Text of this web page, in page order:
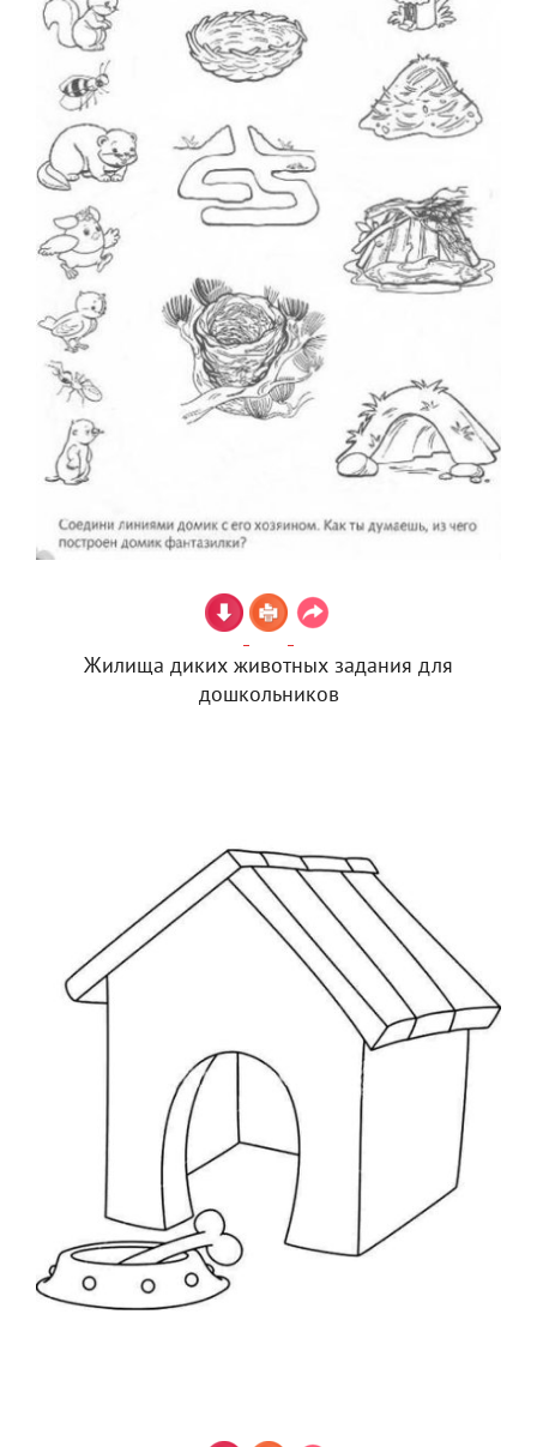
Жилища диких животных задания для
дошкольников